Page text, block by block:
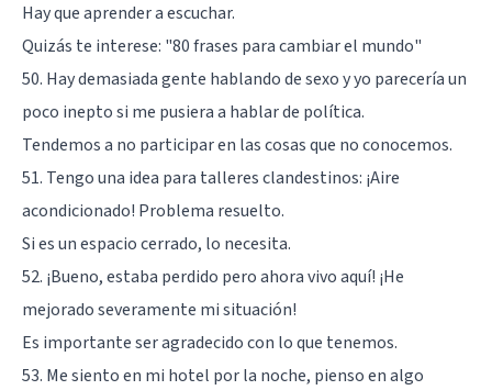
Hay que aprender a escuchar.
Quizás te interese: "80 frases para cambiar el mundo"
50. Hay demasiada gente hablando de sexo y yo parecería un
poco inepto si me pusiera a hablar de política.
Tendemos a no participar en las cosas que no conocemos.
51. Tengo una idea para talleres clandestinos: ¡Aire
acondicionado! Problema resuelto.
Si es un espacio cerrado, lo necesita.
52. ¡Bueno, estaba perdido pero ahora vivo aquí! ¡He
mejorado severamente mi situación!
Es importante ser agradecido con lo que tenemos.
53. Me siento en mi hotel por la noche, pienso en algo